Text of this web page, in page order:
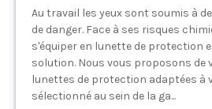
Au travail les yeux sont soumis à
de danger. Face à ses risques
s'équiper en lunette de protection
solution. Nous vous proposons de
lunettes de protection adaptées à
sélectionné au sein de la ga...